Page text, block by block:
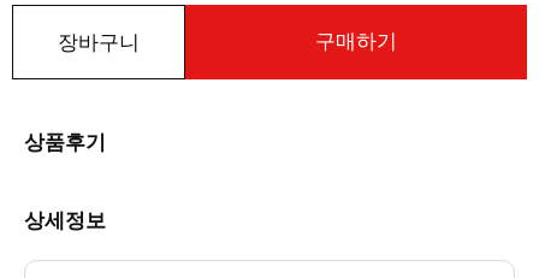
장바구니 구매하기
상품후기
상세정보